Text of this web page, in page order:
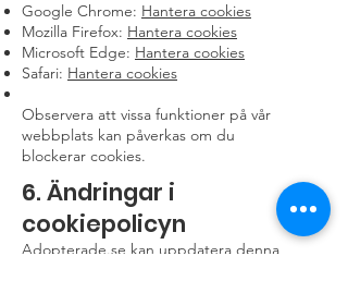
Google Chrome: Hantera cookies
Mozilla Firefox: Hantera cookies
Microsoft Edge: Hantera cookies
Safari: Hantera cookies
Observera att vissa funktioner på vår
webbplats kan påverkas om du
blockerar cookies.
6. Ändringar i
cookiepolicyn
Adopterade.se kan uppdatera denna